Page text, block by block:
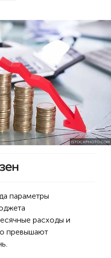
ISTOCKPHOTO.COM
параметры
расходы и
превышают